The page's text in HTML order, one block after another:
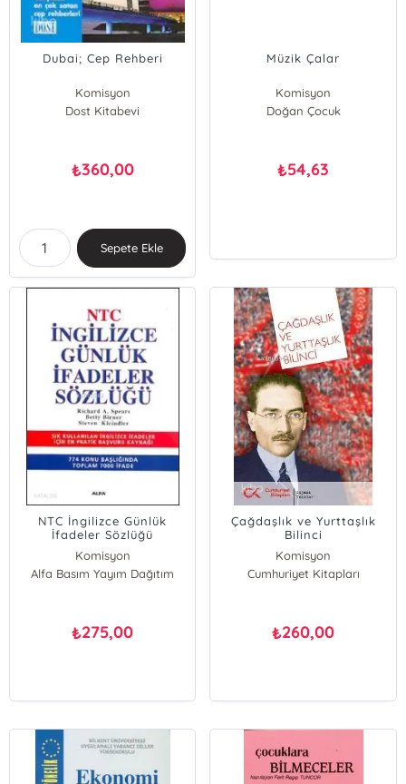
Dubai; Cep Rehberi
Komisyon
Dost Kitabevi
₺360,00
Sepete Ekle
Müzik Çalar
Komisyon
Doğan Çocuk
₺54,63
NTC İngilizce Günlük
İfadeler Sözlüğü
Komisyon
Alfa Basım Yayım Dağıtım
₺275,00
Çağdaşlık ve Yurttaşlık
Bilinci
Komisyon
Cumhuriyet Kitapları
₺260,00